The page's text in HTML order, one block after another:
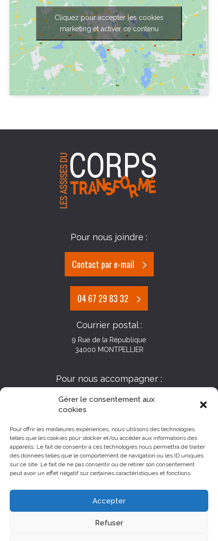
Gérer le consentement aux
cookies
Pour offrir les meilleures expériences, nous utilisons des technologies
telles que les cookies pour stocker et/ou accéder aux informations des
appareils. Le fait de consentir à ces technologies nous permettra de traiter
des données telles que le comportement de navigation ou les ID uniques
sur ce site. Le fait de ne pas consentir ou de retirer son consentement
peut avoir un effet négatif sur certaines caractéristiques et fonctions.
Accepter
Refuser
Cliquez pour accepter les cookies
marketing et activer ce contenu
Pour nous joindre :
Contact par e-mail
04 67 29 83 32
Courrier postal :
9 Rue de la République
34000 MONTPELLIER
Pour nous accompagner :